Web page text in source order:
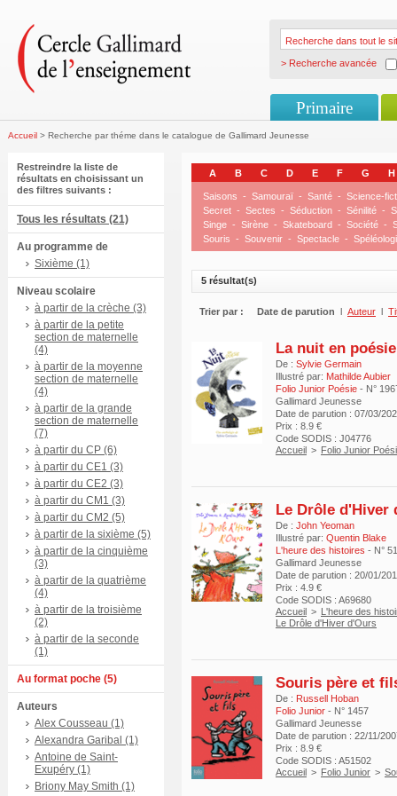
> Recherche avancée
Primaire
Accueil > Recherche par théme dans le catalogue de Gallimard Jeunesse
Restreindre la liste de
résultats en choisissant un
des filtres suivants :
Tous les résultats (21)
Au programme de
Sixième (1)
Niveau scolaire
à partir de la crèche (3)
à partir de la petite
section de maternelle
(4)
à partir de la moyenne
section de maternelle
(4)
à partir de la grande
section de maternelle
(7)
à partir du CP (6)
à partir du CE1 (3)
à partir du CE2 (3)
à partir du CM1 (3)
à partir du CM2 (5)
à partir de la sixième (5)
à partir de la cinquième
(3)
à partir de la quatrième
(4)
à partir de la troisième
(2)
à partir de la seconde
(1)
Au format poche (5)
Auteurs
Alex Cousseau (1)
Alexandra Garibal (1)
Antoine de Saint-
Exupéry (1)
Briony May Smith (1)
A B C D E F G H
Saisons - Samouraï - Santé - Science-
Secret - Sectes - Séduction - Sénilité -
Singe - Sirène - Skateboard - Société -
Souris - Souvenir - Spectacle -
5 résultat(s)
Trier par : Date de parution l Auteur l
La nuit en poésie
De : Sylvie Germain
Illustré par: Mathilde Aubier
Folio Junior Poésie - N°
Gallimard Jeunesse
Date de parution : 07/03/
Prix : 8.9 €
Code SODIS : J04776
Accueil > Folio Junior
Le Drôle d'Hiver
De : John Yeoman
Illustré par: Quentin Blake
L'heure des histoires - N° 51
Gallimard Jeunesse
Date de parution : 20/01/
Prix : 4.9 €
Code SODIS : A69680
Accueil > L'heure des
Le Drôle d'Hiver d'Ours
Souris père et
De : Russell Hoban
Folio Junior - N° 1457
Gallimard Jeunesse
Date de parution : 22/11/
Prix : 8.9 €
Code SODIS : A51502
Accueil > Folio Junior >